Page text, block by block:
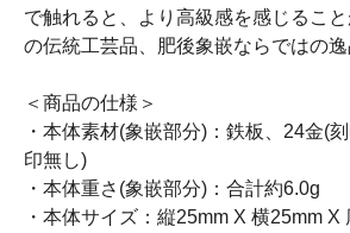
で触れると、より高級感を感じるこ
の伝統工芸品、肥後象嵌ならではの逸
＜商品の仕様＞
・本体素材(象嵌部分)：鉄板、24金(
印無し)
・本体重さ(象嵌部分)：合計約6.0g
・本体サイズ：縦25mm X 横25mm X